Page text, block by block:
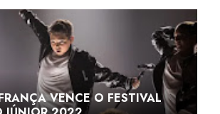
VENCE O FESTIVAL